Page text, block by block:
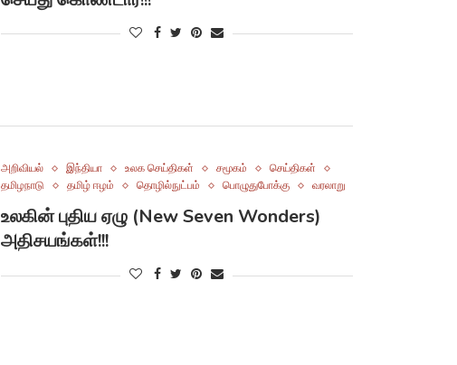
அறிவியல் இந்தியா உலக செய்திகள் சமூகம்
செய்திகள்
தமிழநாடு
தமிழ் ஈழம் தொழில்நுட்பம் பொழுதுபோக்கு வரலாறு
உலகின் புதிய ஏழு (New Seven Wonders)
அதிசயங்கள்!!!